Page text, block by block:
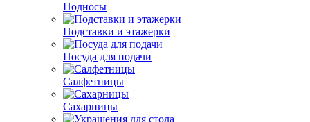
Подносы
Подставки и этажерки
Посуда для подачи
Салфетницы
Сахарницы